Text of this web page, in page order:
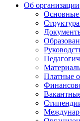
Об организации
Основные
Платные